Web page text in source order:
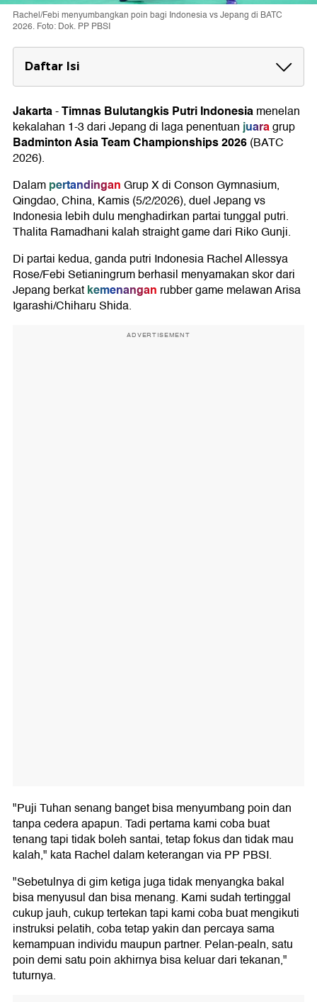
Rachel/Febi menyumbangkan poin bagi Indonesia vs Jepang di BATC
2026. Foto: Dok. PP PBSI
Daftar Isi
Hasil BATC 2026 Jepang vs Indonesia
Jakarta-Timnas Bulutangkis Putri Indonesiamenelan
kekalahan 1-3 dari Jepang di laga penentuanjuaragrup
Badminton Asia Team Championships 2026(BATC
2026).
DalampertandinganGrup X di Conson Gymnasium,
Qingdao, China, Kamis (5/2/2026), duel Jepang vs
Indonesia lebih dulu menghadirkan partai tunggal putri.
Thalita Ramadhani kalah straight game dari Riko Gunji.
Di partai kedua, ganda putri Indonesia Rachel Allessya
Rose/Febi Setianingrum berhasil menyamakan skor dari
Jepang berkatkemenangan rubber game melawan Arisa
Igarashi/Chiharu Shida.
ADVERTISEMENT
"Puji Tuhan senang banget bisa menyumbang poin dan
tanpa cedera apapun. Tadi pertama kami coba buat
tenang tapi tidak boleh santai, tetap fokus dan tidak mau
kalah," kata Rachel dalam keterangan via PP PBSI.
"Sebetulnya di gim ketiga juga tidak menyangka bakal
bisa menyusul dan bisa menang. Kami sudah tertinggal
cukup jauh, cukup tertekan tapi kami coba buat mengikuti
instruksi pelatih, coba tetap yakin dan percaya sama
kemampuan individu maupun partner. Pelan-pealn, satu
poin demi satu poin akhirnya bisa keluar dari tekanan,"
tuturnya.